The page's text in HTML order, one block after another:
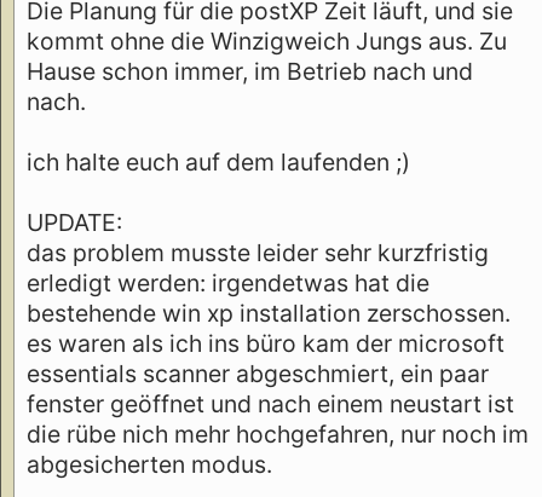
Die Planung für die postXP Zeit läuft, und sie
kommt ohne die Winzigweich Jungs aus. Zu
Hause schon immer, im Betrieb nach und
nach.
ich halte euch auf dem laufenden ;)
UPDATE:
das problem musste leider sehr kurzfristig
erledigt werden: irgendetwas hat die
bestehende win xp installation zerschossen.
es waren als ich ins büro kam der microsoft
essentials scanner abgeschmiert, ein paar
fenster geöffnet und nach einem neustart ist
die rübe nich mehr hochgefahren, nur noch im
abgesicherten modus.